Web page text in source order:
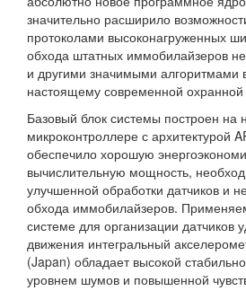
значительно расширило
протоколами высоконагруженных
обхода штатных иммобилайзеров
и другими значимыми алгоритмами
настоящему современной
Базовый блок системы построен на
микроконтроллере с архитектурой
обеспечило хорошую
вычислительную мощность,
улучшенной обработки датчиков и
обхода иммобилайзеров.
системе для организации датчиков
движения интегральный
(Japan) обладает высокой
уровнем шумов и повышенной